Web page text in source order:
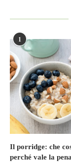
1
Il porridge: che
perché vale la pena